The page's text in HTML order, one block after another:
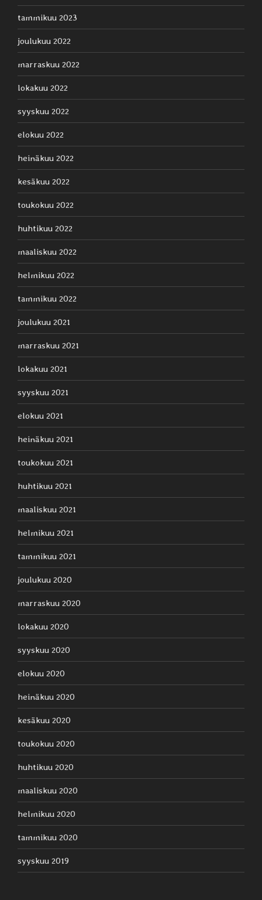
tammikuu 2023
joulukuu 2022
marraskuu 2022
lokakuu 2022
syyskuu 2022
elokuu 2022
heinäkuu 2022
kesäkuu 2022
toukokuu 2022
huhtikuu 2022
maaliskuu 2022
helmikuu 2022
tammikuu 2022
joulukuu 2021
marraskuu 2021
lokakuu 2021
syyskuu 2021
elokuu 2021
heinäkuu 2021
toukokuu 2021
huhtikuu 2021
maaliskuu 2021
helmikuu 2021
tammikuu 2021
joulukuu 2020
marraskuu 2020
lokakuu 2020
syyskuu 2020
elokuu 2020
heinäkuu 2020
kesäkuu 2020
toukokuu 2020
huhtikuu 2020
maaliskuu 2020
helmikuu 2020
tammikuu 2020
syyskuu 2019